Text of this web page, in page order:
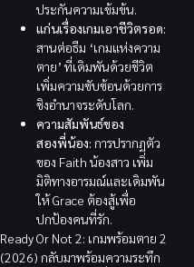
ประกันความเข้มข้น.
แก่นเรื่องเกมเอาชีวิตรอด:
สานต่อธีม ‘เกมแห่งความ
ตาย’ ที่เดิมพันด้วยชีวิต
เพิ่มความซับซ้อนด้วยการ
ชิงอำนาจระดับโลก.
ความสัมพันธ์ของ
สองพี่น้อง: การปรากฏตัว
ของ Faith น้องสาว เพิ่ม
มิติทางอารมณ์และเดิมพัน
ให้ Grace ต้องสู้เพื่อ
ปกป้องคนที่รัก.
Ready Or Not 2: เกมพร้อมตาย 2
(2026) กลับมาพร้อมความระทึก